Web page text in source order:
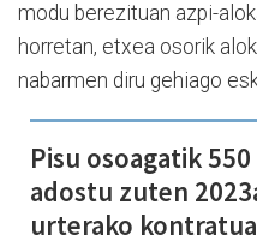
modu berezituan azpi-
horretan, etxea osorik
nabarmen diru gehiago
Pisu osoagatik
adostu zuten
urterako